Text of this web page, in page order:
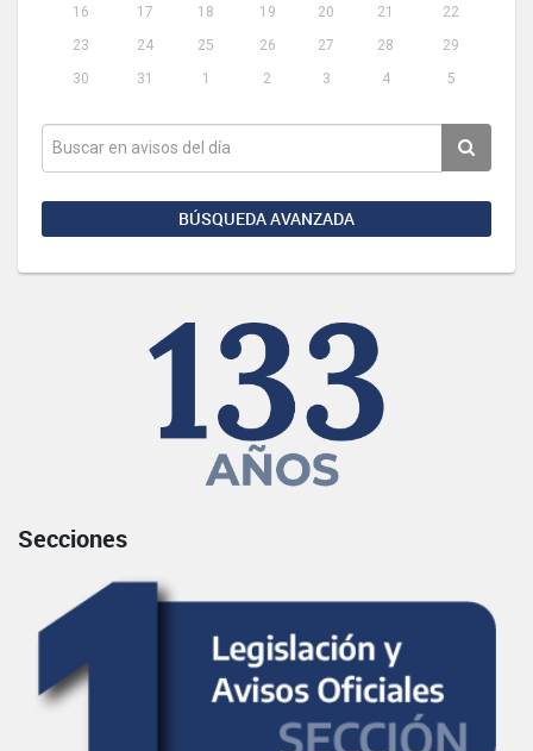
16
17 18 19 20 21
22
23
24 25 26 27 28
29
30
31 1 2 3 4 5
BÚSQUEDA AVANZADA
Secciones